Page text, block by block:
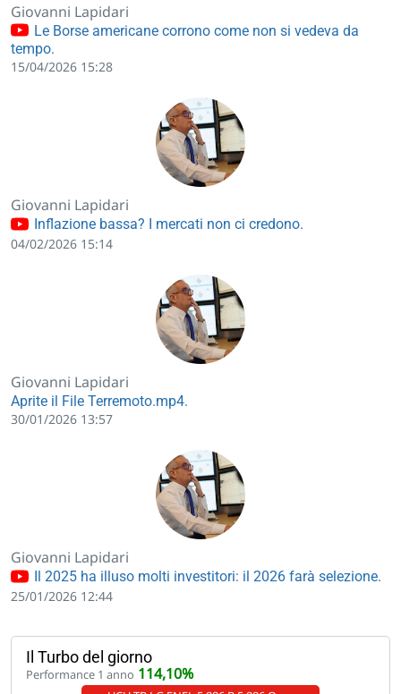
Giovanni Lapidari
Le Borse americane corrono come non si vedeva da
tempo.
15/04/2026 15:28
Giovanni Lapidari
Inflazione bassa? I mercati non ci credono.
04/02/2026 15:14
Giovanni Lapidari
Aprite il File Terremoto.mp4.
30/01/2026 13:57
Giovanni Lapidari
Il 2025 ha illuso molti investitori: il 2026 farà selezione.
25/01/2026 12:44
Il Turbo del giorno
Performance 1 anno 114,10%